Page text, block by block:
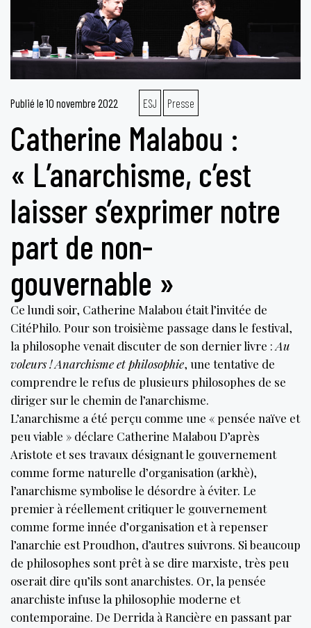
Publié le 10 novembre 2022 ESJ Presse
Catherine Malabou :
« L’anarchisme, c’est
laisser s’exprimer notre
part de non-
gouvernable »
Ce lundi soir, Catherine Malabou était l’invitée de
CitéPhilo. Pour son troisième passage dans le festival,
la philosophe venait discuter de son dernier livre :Au
voleurs ! Anarchisme et philosophie, une tentative de
comprendre le refus de plusieurs philosophes de se
diriger sur le chemin de l’anarchisme.
L’anarchisme a été perçu comme une « pensée naïve et
peu viable » déclare Catherine Malabou D’après
Aristote et ses travaux désignant le gouvernement
comme forme naturelle d’organisation (arkhè),
l’anarchisme symbolise le désordre à éviter. Le
premier à réellement critiquer le gouvernement
comme forme innée d’organisation et à repenser
l’anarchie est Proudhon, d’autres suivrons. Si beaucoup
de philosophes sont prêt à se dire marxiste, très peu
oserait dire qu’ils sont anarchistes. Or, la pensée
anarchiste infuse la philosophie moderne et
contemporaine. De Derrida à Rancière en passant par